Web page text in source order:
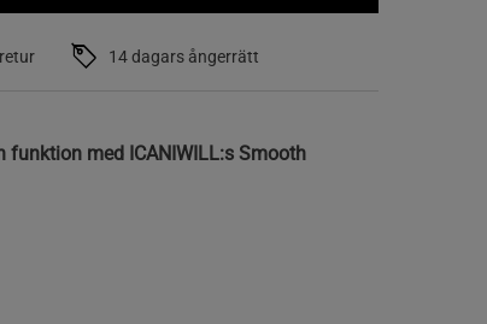
14 dagars ångerrätt
med ICANIWILL:s Smooth